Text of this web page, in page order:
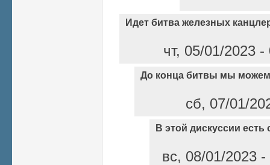
Идет битва железных
чт, 05/01/2023
До конца битвы мы
сб, 07/01/
В этой дискуссии есть
вс, 08/01/2023